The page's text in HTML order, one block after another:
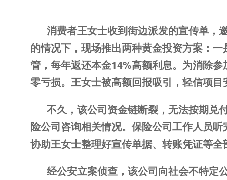
消费者王女士收到街边派发的宣传单，
的情况下，现场推出两种黄金投资方案：
管，每年返还本金14%高额利息。为消除
零亏损。王女士被高额回报吸引，轻信项
不久，该公司资金链断裂，无法按期兑
险公司咨询相关情况。保险公司工作人员
协助王女士整理好宣传单据、转账凭证等
经公安立案侦查，该公司向社会不特定